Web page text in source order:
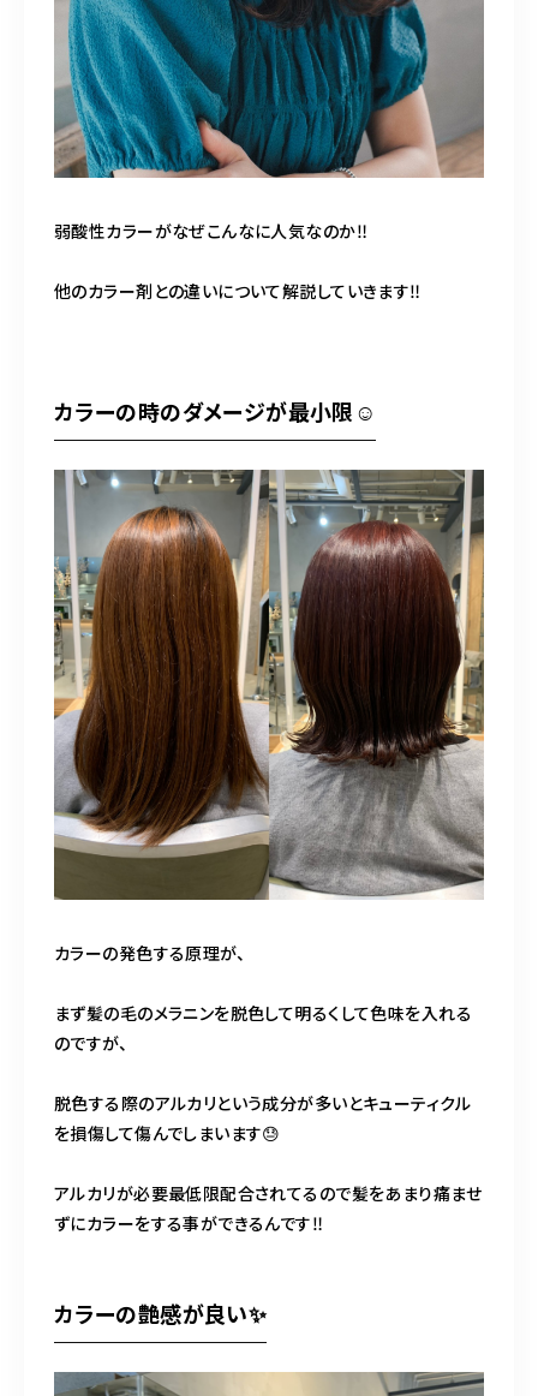
弱酸性カラーがなぜこんなに人気なのか‼️
他のカラー剤との違いについて解説していきます‼️
カラーの時のダメージが最小限☺︎
カラーの発色する原理が、
まず髪の毛のメラニンを脱色して明るくして色味を入れる
のですが、
脱色する際のアルカリという成分が多いとキューティクル
を損傷して傷んでしまいます😓
アルカリが必要最低限配合されてるので髪をあまり痛ませ
ずにカラーをする事ができるんです‼️
カラーの艶感が良い✨